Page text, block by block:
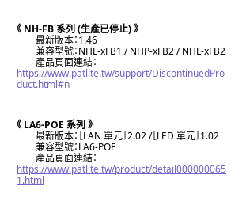
《 NH-FB 系列 (生產已停止) 》
最新版本：1.46
兼容型號：NHL-xFB1 / NHP-xFB2 / NHL-xFB2
產品頁面連結：
https://www.patlite.tw/support/DiscontinuedPro
duct.html#n
《 LA6-POE 系列 》
最新版本：［LAN 單元］2.02 /［LED 單元］1.02
兼容型號：LA6-POE
產品頁面連結：
https://www.patlite.tw/product/detail000000065
1.html